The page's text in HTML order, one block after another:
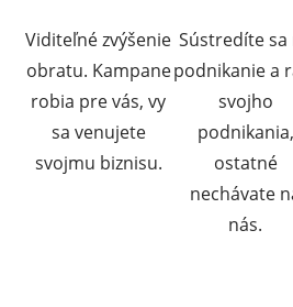
Viditeľné zvýšenie
obratu. Kampane
robia pre vás, vy
sa venujete
svojmu biznisu.
Sústredíte sa
podnikanie a
svojho
podnikania,
ostatné
nechávate
nás.